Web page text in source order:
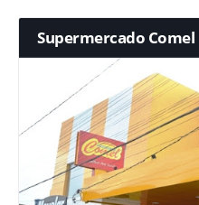
Supermercado Comel